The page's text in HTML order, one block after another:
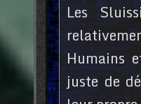
Les
Humains
juste de